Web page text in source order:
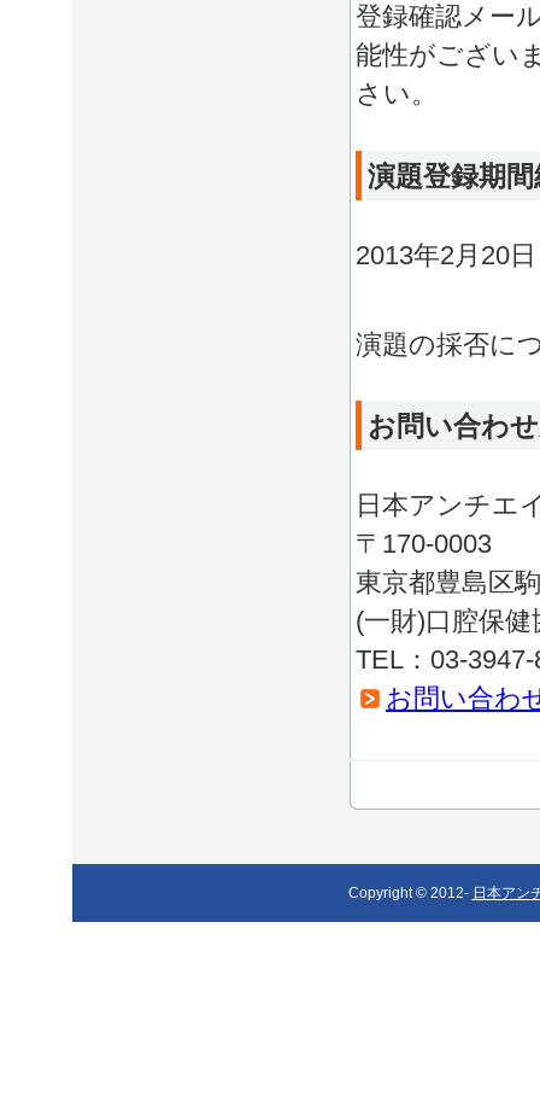
登録確認メー
能性がござい
さい。
演題登録期
2013年2月20
演題の採否に
お問い合わ
日本アンチエ
〒170-0003
東京都豊島区
(一財)口腔保健
TEL：03-
お問い合わ
Copyright © 2012- 日本アン